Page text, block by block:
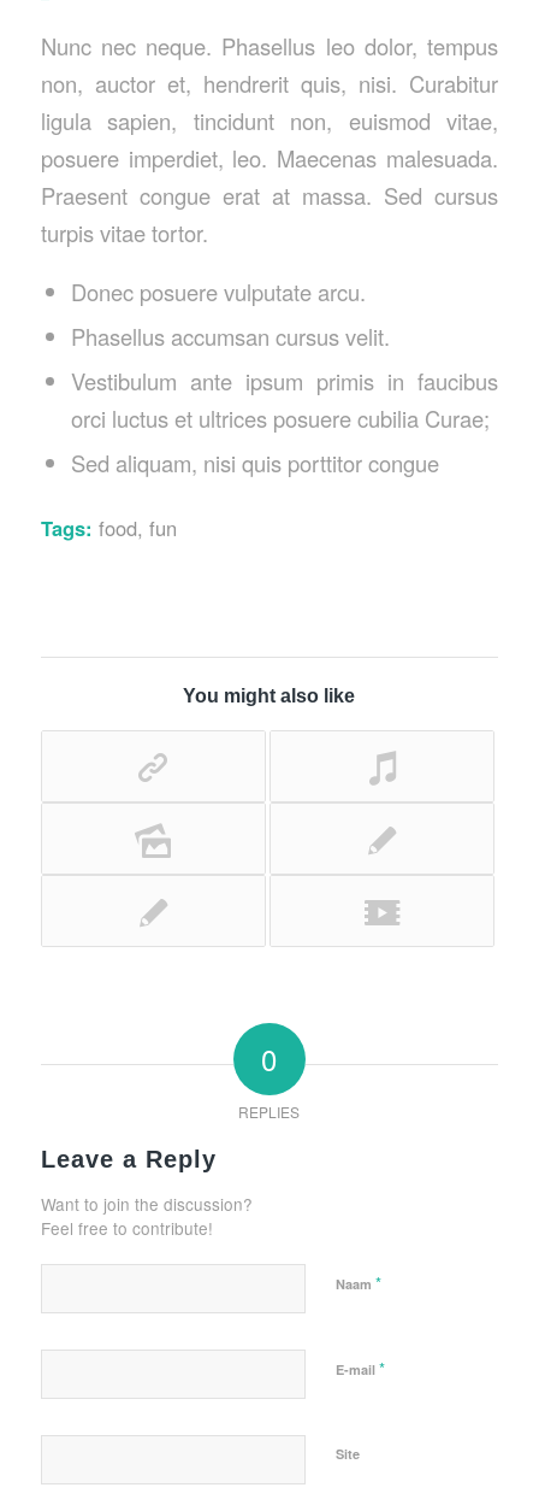
Nunc nec neque. Phasellus leo dolor, tempus
non, auctor et, hendrerit quis, nisi. Curabitur
ligula sapien, tincidunt non, euismod vitae,
posuere imperdiet, leo. Maecenas malesuada.
Praesent congue erat at massa. Sed cursus
turpis vitae tortor.
Donec posuere vulputate arcu.
Phasellus accumsan cursus velit.
Vestibulum ante ipsum primis in faucibus
orci luctus et ultrices posuere cubilia Curae;
Sed aliquam, nisi quis porttitor congue
Tags: food, fun
You might also like
0
REPLIES
Leave a Reply
Want to join the discussion?
Feel free to contribute!
Naam *
E-mail *
Site